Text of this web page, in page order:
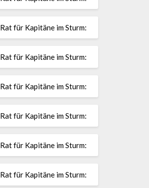
für Kapitäne im Sturm:
für Kapitäne im Sturm:
für Kapitäne im Sturm:
für Kapitäne im Sturm:
für Kapitäne im Sturm:
für Kapitäne im Sturm: